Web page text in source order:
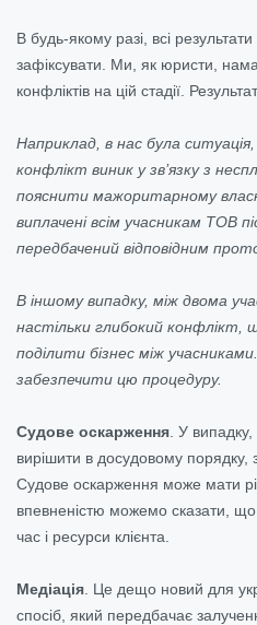
В будь-якому разі, всі
зафіксувати. Ми, як юристи,
конфліктів на цій стадії.
Наприклад, в нас була
конфлікт виник у зв’язку з
пояснити мажоритарному
виплачені всім учасникам ТОВ
передбачений відповідним
В іншому випадку, між двома
настільки глибокий конфлікт,
поділити бізнес між
забезпечити цю процедуру.
Судове оскарження . У
вирішити в досудовому порядку,
Судове оскарження може мати
впевненістю можемо сказати,
час і ресурси клієнта.
Медіація . Це дещо новий для
спосіб, який передбачає